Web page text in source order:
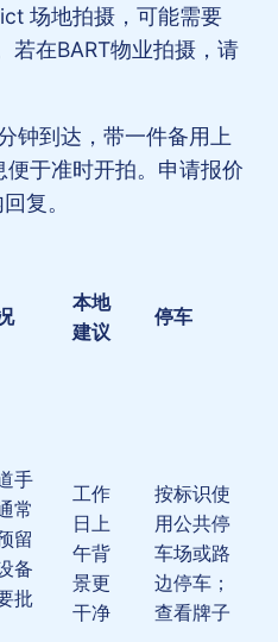
场地拍摄，可能需要
若在BART物业拍摄，请
钟到达，带一件备用上
于准时开拍。申请报价
复。
本地
建议
停车
手
常
留
备
批
工作
日上
午背
景更
干净
按标识使
用公共停
车场或路
边停车；
查看牌子